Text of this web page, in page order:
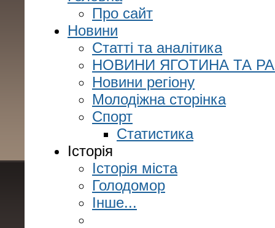
Про сайт
Новини
Статті та аналітика
НОВИНИ ЯГОТИНА ТА
Новини регіону
Молодіжна сторінка
Спорт
Статистика
Історія
Історія міста
Голодомор
Інше...